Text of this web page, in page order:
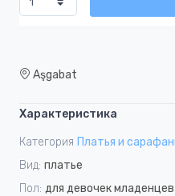
Aşgabat
Характеристика
Категория Платья и
Вид: платье
Пол: для девочек младенцев